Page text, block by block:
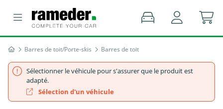
Barres de toit/Porte-skis Barres de toit
Sélectionner le véhicule pour s'assurer que le produit est
adapté.
Sélection d'un véhicule